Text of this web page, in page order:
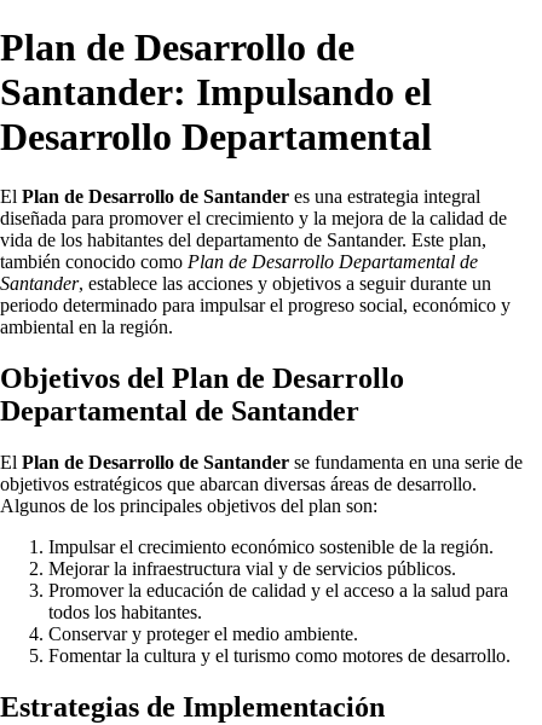
Plan de Desarrollo de
Santander: Impulsando el
Desarrollo Departamental
El Plan de Desarrollo de Santander es una estrategia integral
diseñada para promover el crecimiento y la mejora de la calidad de
vida de los habitantes del departamento de Santander. Este plan,
también conocido como Plan de Desarrollo Departamental de
Santander, establece las acciones y objetivos a seguir durante un
periodo determinado para impulsar el progreso social, económico y
ambiental en la región.
Objetivos del Plan de Desarrollo
Departamental de Santander
El Plan de Desarrollo de Santander se fundamenta en una serie de
objetivos estratégicos que abarcan diversas áreas de desarrollo.
Algunos de los principales objetivos del plan son:
Impulsar el crecimiento económico sostenible de la región.
Mejorar la infraestructura vial y de servicios públicos.
Promover la educación de calidad y el acceso a la salud para
todos los habitantes.
Conservar y proteger el medio ambiente.
Fomentar la cultura y el turismo como motores de desarrollo.
Estrategias de Implementación